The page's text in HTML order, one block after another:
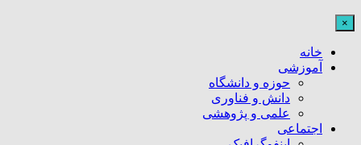
×
خانه
آموزشی
حوزه و دانشگاه
دانش و فناوری
علمی و پژوهشی
اجتماعی